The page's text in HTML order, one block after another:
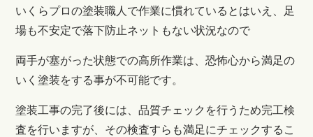
いくらプロの塗装職人で作業に慣れているとはいえ、足
場も不安定で落下防止ネットもない状況なので
両手が塞がった状態での高所作業は、恐怖心から満足の
いく塗装をする事が不可能です。
塗装工事の完了後には、品質チェックを行うため完工検
査を行いますが、その検査すらも満足にチェックするこ